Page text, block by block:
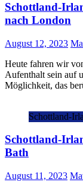
Schottland-
nach London
August 12, 2023
Heute fahren wir
Aufenthalt sein auf
Möglichkeit, das
Schottland-
Schottland-
Bath
August 11, 2023